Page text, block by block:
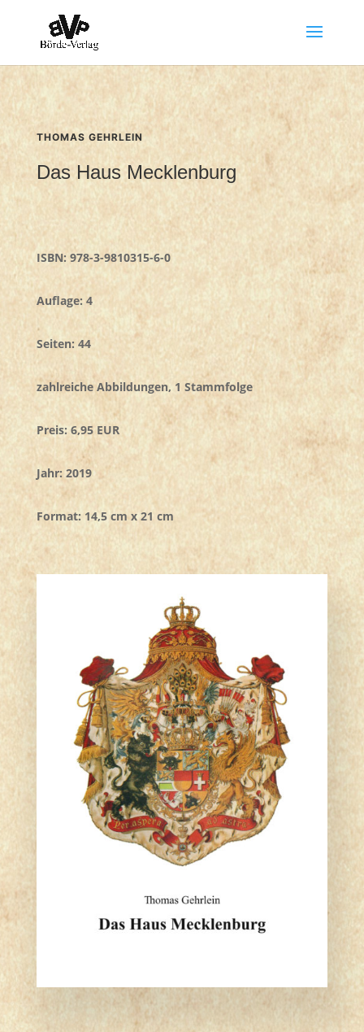
THOMAS GEHRLEIN
Das Haus Mecklenburg
ISBN: 978-3-9810315-6-0
Auflage: 4
Seiten: 44
zahlreiche Abbildungen, 1 Stammfolge
Preis: 6,95 EUR
Jahr: 2019
Format: 14,5 cm x 21 cm